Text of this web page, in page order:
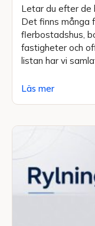
Letar du efter de
Det finns många
flerbostadshus,
fastigheter och
listan har vi
Läs mer